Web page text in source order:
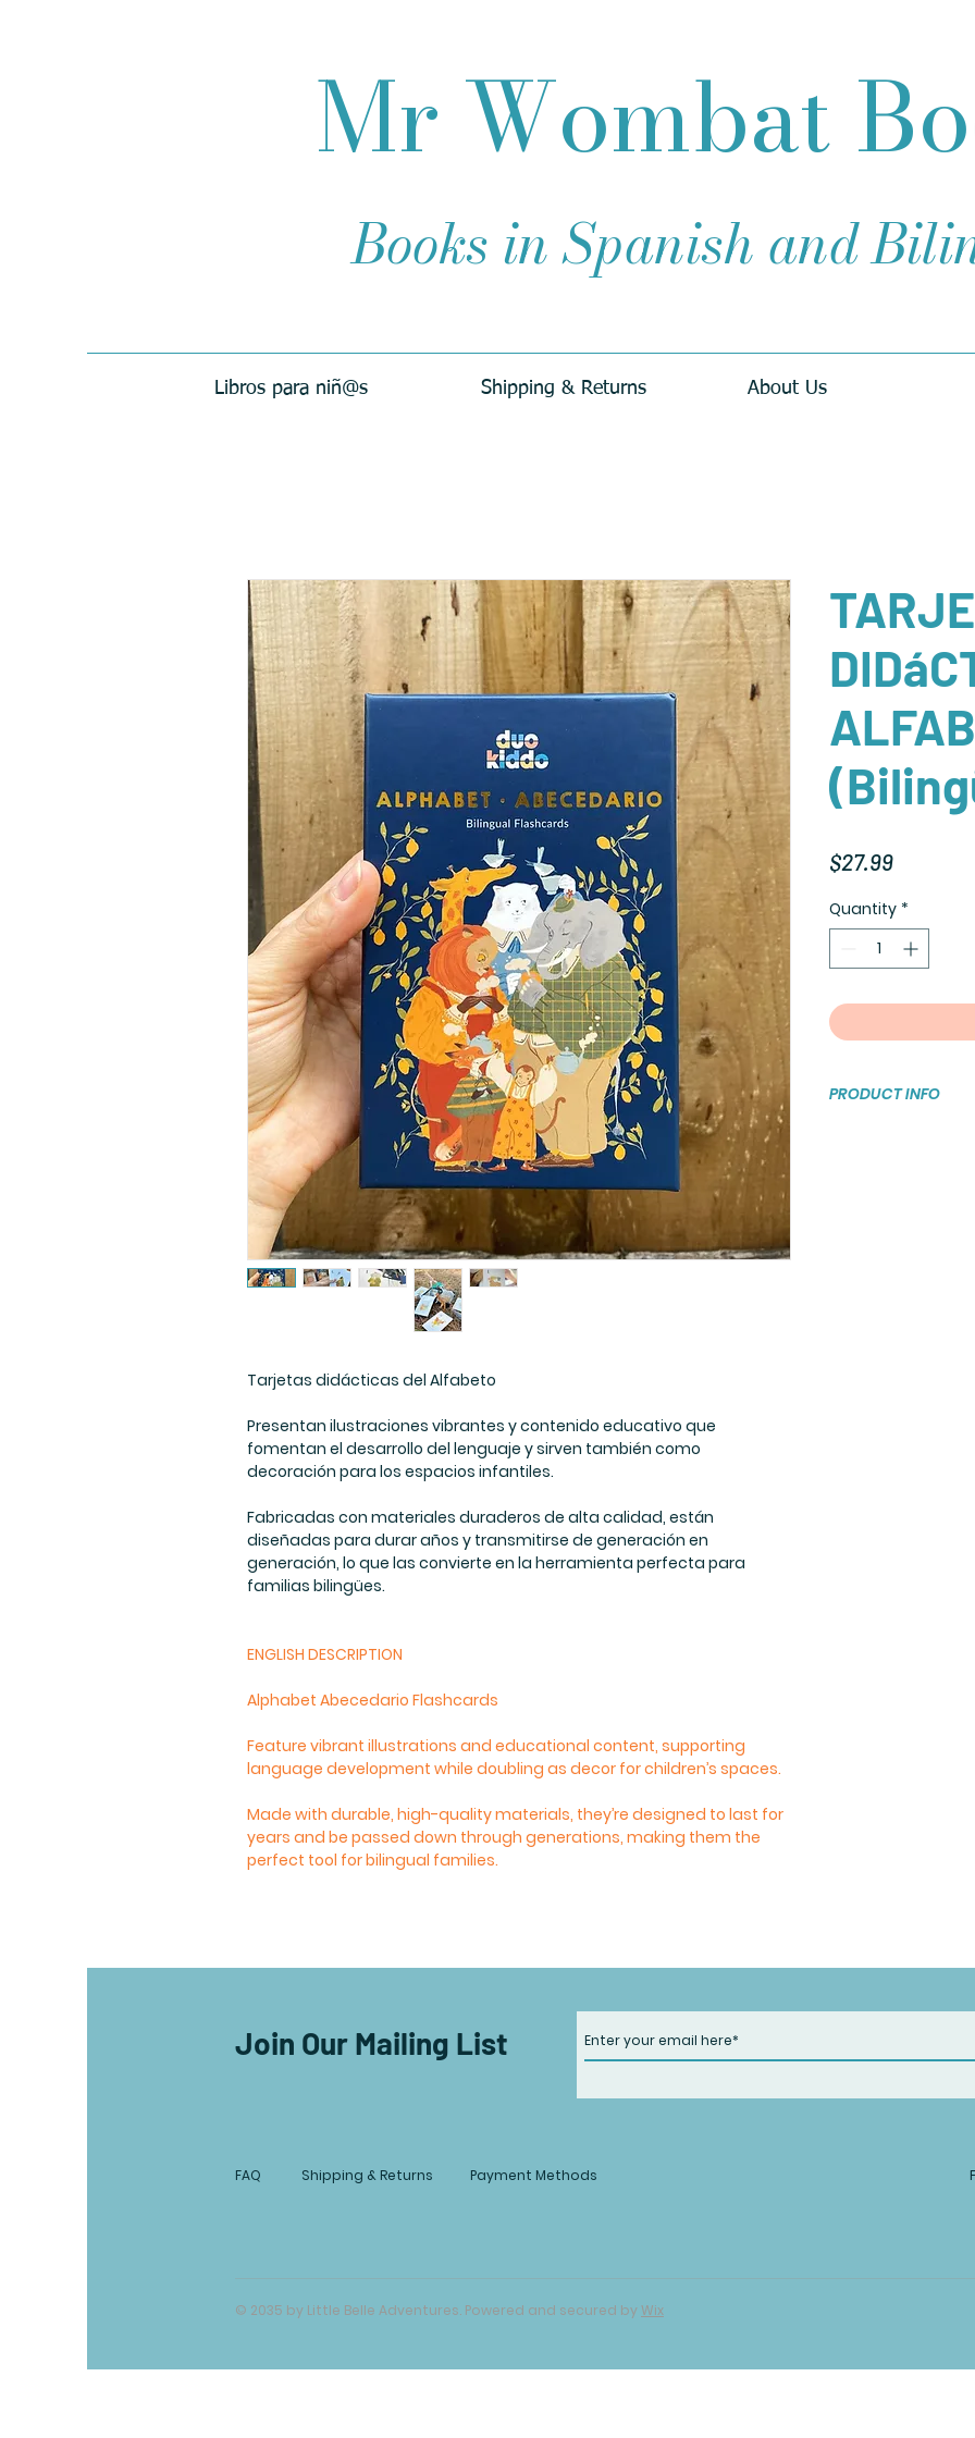
Mr Wombat
Books in Spanish and
Libros para niñ@s Shipping & Returns About Us
Tarjetas didácticas del Alfabeto
Presentan ilustraciones vibrantes y contenido educativo que
fomentan el desarrollo del lenguaje y sirven también como
decoración para los espacios infantiles.
Fabricadas con materiales duraderos de alta calidad, están
diseñadas para durar años y transmitirse de generación en
generación, lo que las convierte en la herramienta perfecta para
familias bilingües.
ENGLISH DESCRIPTION
Alphabet Abecedario Flashcards
Feature vibrant illustrations and educational content, supporting
language development while doubling as decor for children’s spaces.
Made with durable, high-quality materials, they’re designed to last for
years and be passed down through generations, making them the
perfect tool for bilingual families.
$27.99Price
Quantity *
PRODUCT INFO
Join Our Mailing List
FAQ Shipping & Returns Payment Methods
© 2035 by Little Belle Adventures. Powered and secured by Wix